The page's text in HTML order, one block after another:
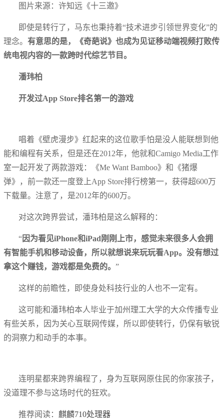
图片来源：许知远《十三邀》
即使是转行了，马东也秉持着“技术进步引领世界变化”的
理念。有意思的是，《奇葩说》也成为见证移动端视频打败传
统电视内容的一款跨时代综艺节目。
潘玮柏
开发过App Store排名第一的游戏
唱着《壁虎漫步》红起来的这位歌手怕是没人能联想到他
能和编程有关系，但是还在2012年，他就和Camigo Media工作
室一起开发了两款游戏：《Me Want Bamboo》和《猪爆
弹》，前一款还一度登上App Store排行榜第一，获得超600万
下载量。注意了，是2012年的600万。
对这次跨界尝试，潘玮柏是这么解释的：
“因为看见iPhone和iPad刚刚上市，感觉未来很多人会拥
有智能手机和移动设备，所以就想说来玩玩看App。没有想过
拿这个赚钱，游戏都是免费的。”
这样的前瞻性，即使身处科技行业的人也不一定有。
这可能和潘玮柏本人毕业于加州理工大学的大众传播专业
有些关系，因为关心互联网传媒，所以即使转行，仍保有敏锐
的洞察力和动手的本事。
连明星都来跨界编程了，身为互联网原住民的你家孩子，
没道理不参与这场时代的狂欢。
推荐阅读： 麒麟710处理器